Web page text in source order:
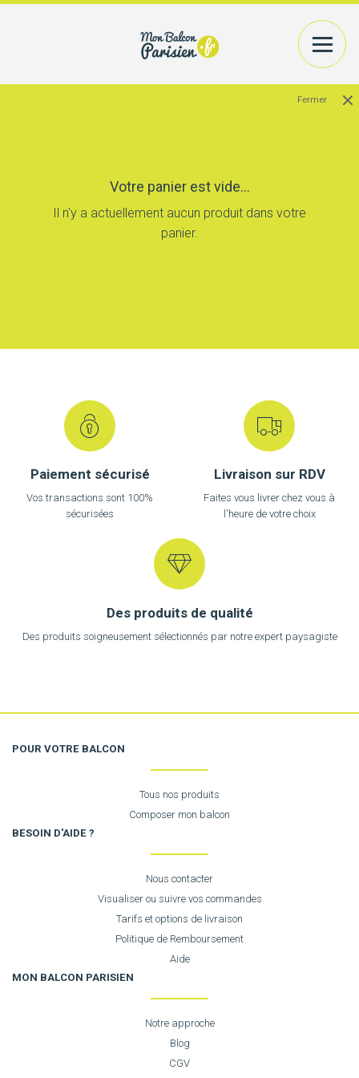
DÉCOUVRIR LE BLOG
RECHERCHER UN PRODUIT
MON PANIER
Fermer
Votre panier est vide...
Il n'y a actuellement aucun produit dans votre
panier.
Paiement sécurisé
Vos transactions sont 100%
sécurisées
Livraison sur RDV
Faites vous livrer chez vous à
l'heure de votre choix
Des produits de qualité
Des produits soigneusement sélectionnés par notre expert paysagiste
POUR VOTRE BALCON
Tous nos produits
Composer mon balcon
BESOIN D'AIDE ?
Nous contacter
Visualiser ou suivre vos commandes
Tarifs et options de livraison
Politique de Remboursement
Aide
MON BALCON PARISIEN
Notre approche
Blog
CGV